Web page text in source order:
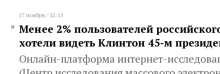
17 ноября / 12:11
Менее 2% пользователей
хотели видеть Клинтон 45-м
Онлайн-платформа интернет-